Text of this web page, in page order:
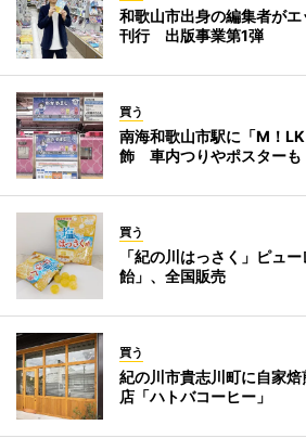
和歌山市出身の編集者がエ
刊行 出版事業第1弾
買う
南海和歌山市駅に「M！
飾 車内つりやポスターも
買う
「紀の川はっさく」ピュ
飴」、全国販売
買う
紀の川市貴志川町に自家
店「ハトバコーヒー」